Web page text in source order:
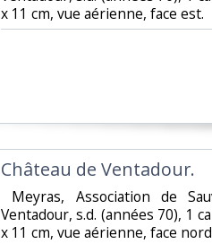
x 11 cm, vue aérienne, face est. ‎
‎Château de Ventadour.‎
Meyras, Association de
Ventadour, s.d. (années 70), 1
x 11 cm, vue aérienne, face